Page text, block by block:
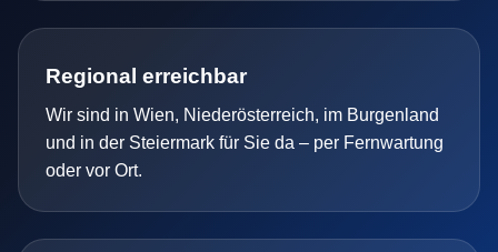
Regional erreichbar
Wir sind in Wien, Niederösterreich, im Burgenland
und in der Steiermark für Sie da – per Fernwartung
oder vor Ort.